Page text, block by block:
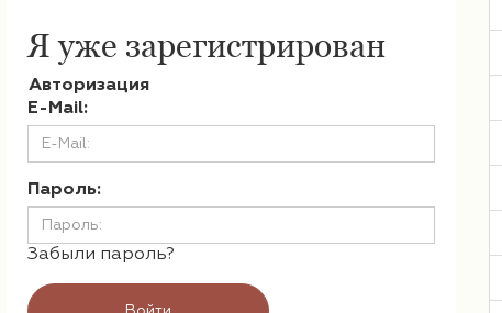
Я уже зарегистрирован
Авторизация
E-Mail:
Пароль:
Забыли пароль?